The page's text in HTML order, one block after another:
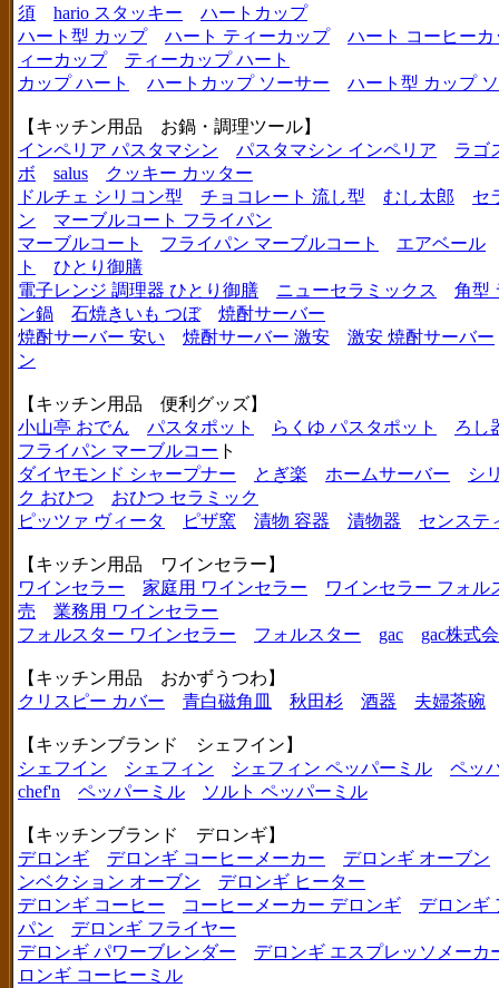
須
hario スタッキー
ハートカップ
ハート型 カップ
ハート ティーカップ
ハート コーヒーカ
ィーカップ
ティーカップ ハート
カップ ハート
ハートカップ ソーサー ハート型 カップ
【キッチン用品 お鍋・調理ツール】
インペリア パスタマシン
パスタマシン インペリア
ラゴ
ボ
salus
クッキー カッター
ドルチェ シリコン型
チョコレート 流し型 むし太郎
セ
ン
マーブルコート フライパン
マーブルコート
フライパン マーブルコート
エアベール
ト
ひとり御膳
電子レンジ 調理器 ひとり御膳
ニューセラミックス
角型
ン鍋
石焼きいも つぼ
焼酎サーバー
焼酎サーバー 安い
焼酎サーバー 激安
激安 焼酎サーバー
ン
【キッチン用品 便利グッズ】
小山亭 おでん
パスタポット らくゆ パスタポット
ろし
フライパン マーブルコー ト
ダイヤモンド シャープナー
とぎ楽 ホームサーバー
シ
ク おひつ
おひつ セラミック
ピッツァ ヴィータ
ピザ窯 漬物 容器 漬物器 センステ
【キッチン用品 ワインセラー】
ワインセラー
家庭用 ワインセラー
ワインセラー フォル
売
業務用 ワインセラー
フォルスター ワインセラー
フォルスター gac gac株式
【キッチン用品 おかずうつわ】
クリスピー カバー
青白磁角皿 秋田杉 酒器 夫婦茶碗
【キッチンブランド シェフイン】
シェフイン
シェフィン シェフィン ペッパーミル
ペッ
chef'n
ペッパーミル ソルト ペッパーミル
【キッチンブランド デロンギ】
デロンギ
デロンギ コーヒーメーカー
デロンギ オーブン
ンベクション オーブン
デロンギ ヒーター
デロンギ コーヒー
コーヒーメーカー デロンギ
デロンギ
パン
デロンギ フライヤー
デロンギ パワーブレンダー
デロンギ エスプレッソメーカ
ロンギ コーヒーミル